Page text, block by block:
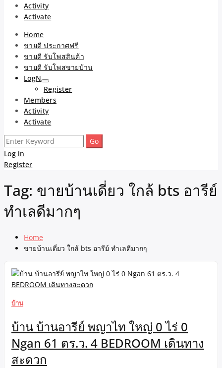
Activity
Activate
Home
ขายดี ประกาศฟรี
ขายดี รับโพสสินค้า
ขายดี รับโพสขายบ้าน
LogN
Register
Members
Activity
Activate
Search
for:
Log in
Register
Tag: ขายบ้านเดี่ยว ใกล้ bts อารีย์
ทำเลดีมากๆ
Home
ขายบ้านเดี่ยว ใกล้ bts อารีย์ ทำเลดีมากๆ
บ้าน
บ้าน บ้านอารีย์ พญาไท ใหญ่ 0 ไร่ 0
Ngan 61 ตร.ว. 4 BEDROOM เดินทาง
สะดวก